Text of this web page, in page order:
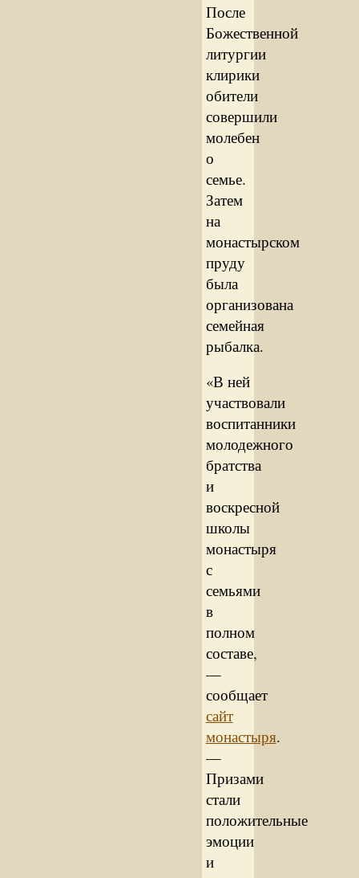
После
Божественной
литургии
клирики
обители
совершили
молебен
о
семье.
Затем
на
монастырском
пруду
была
организована
семейная
рыбалка.
«В ней
участвовали
воспитанники
молодежного
братства
и
воскресной
школы
монастыря
с
семьями
в
полном
составе,
—
сообщает
сайт
монастыря.
—
Призами
стали
положительные
эмоции
и